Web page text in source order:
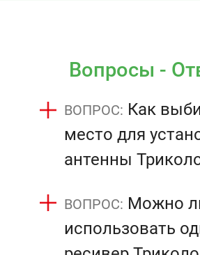
Вопросы -
Как
место для
антенны
Можно
использовать